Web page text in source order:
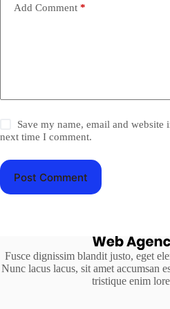
Add Comment *
Save my name, email and website
next time I comment.
Post Comment
Fusce dignissim blandit justo, eget
Nunc lacus lacus, sit amet accumsan
tristique enim